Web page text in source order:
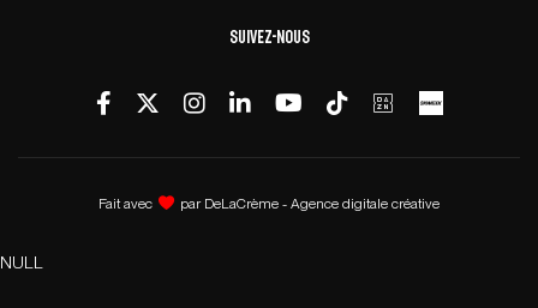
Suivez-nous
Fait avec par DeLaCrème - Agence digitale créative
NULL